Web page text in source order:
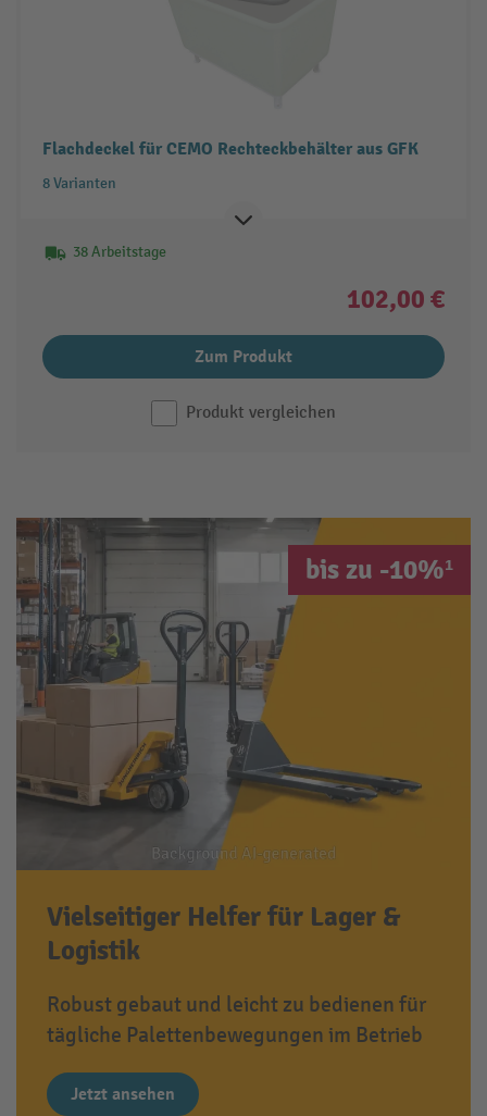
Flachdeckel für CEMO Rechteckbehälter aus GFK
8 Varianten
38 Arbeitstage
102,00 €
Zum Produkt
Produkt vergleichen
bis zu -10%¹
Vielseitiger Helfer für Lager &
Logistik
Robust gebaut und leicht zu bedienen für
tägliche Palettenbewegungen im Betrieb
Jetzt ansehen